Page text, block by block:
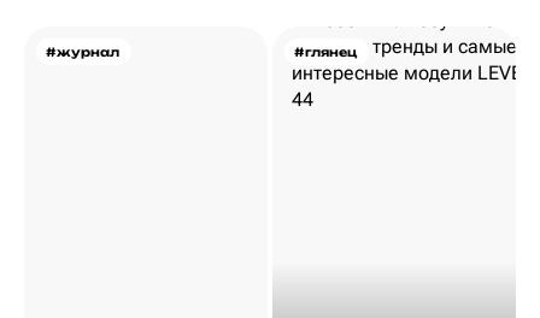
#журнал #глянец